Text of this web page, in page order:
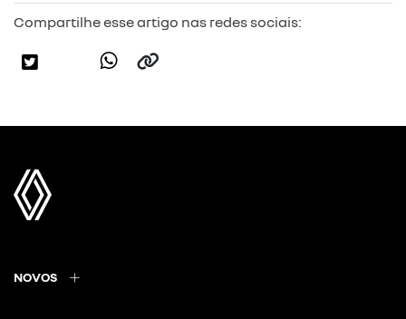
Compartilhe esse artigo nas redes sociais:
NOVOS